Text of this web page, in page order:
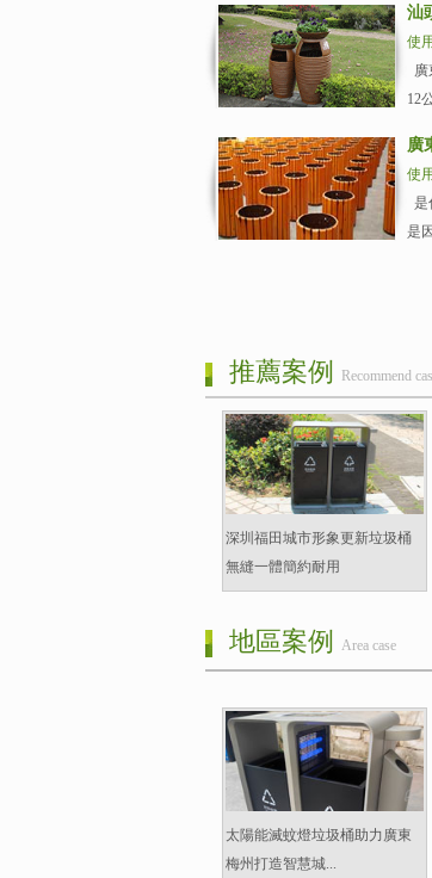
汕
使
12
廣
使
是
是
推薦案例 Recommend
深圳福田城市形象更新垃圾桶
無縫一體簡約耐用
地區案例 Area case
太陽能滅蚊燈垃圾桶助力廣東
梅州打造智慧城...